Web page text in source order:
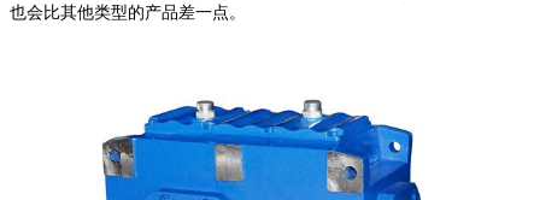
也会比其他类型的产品差一点。